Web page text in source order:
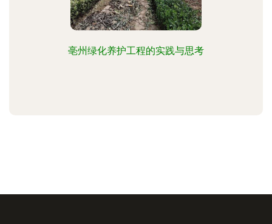
亳州绿化养护工程的实践与思考